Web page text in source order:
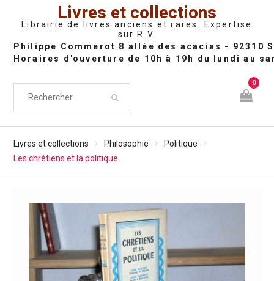
Livres et collections
Librairie de livres anciens et rares. Expertise
sur R.V.
0
Livres et collections Philosophie
Politique
Les chrétiens et la politique.